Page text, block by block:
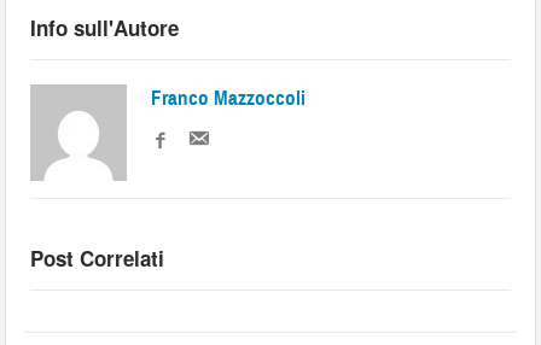
Info sull'Autore
Franco Mazzoccoli
Post Correlati